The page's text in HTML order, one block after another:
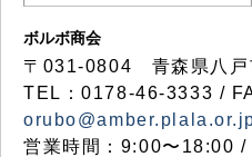
ボルボ商会
〒031-0804 青森県八戸
TEL：0178-46-3333 /
営業時間：9:00〜18:00 /